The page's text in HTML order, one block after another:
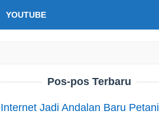
YOUTUBE
Pos-pos Terbaru
Internet Jadi Andalan Baru Petani